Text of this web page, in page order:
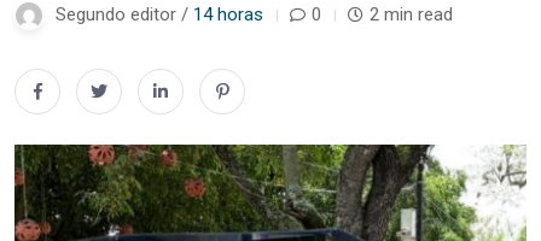
Segundo editor / 14 horas 0 2 min read